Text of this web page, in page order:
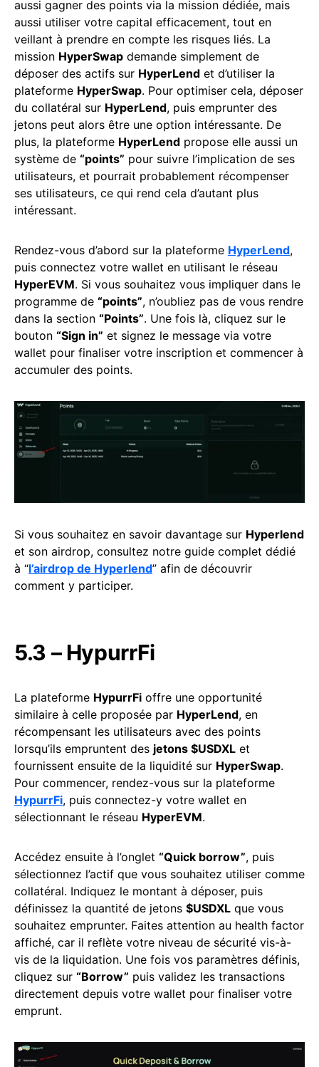
aussi gagner des points via la mission dédiée, mais
aussi utiliser votre capital efficacement, tout en
veillant à prendre en compte les risques liés. La
mission HyperSwap demande simplement de
déposer des actifs sur HyperLend et d’utiliser la
plateforme HyperSwap. Pour optimiser cela, déposer
du collatéral sur HyperLend, puis emprunter des
jetons peut alors être une option intéressante. De
plus, la plateforme HyperLend propose elle aussi un
système de “points” pour suivre l’implication de ses
utilisateurs, et pourrait probablement récompenser
ses utilisateurs, ce qui rend cela d’autant plus
intéressant.
Rendez-vous d’abord sur la plateforme HyperLend,
puis connectez votre wallet en utilisant le réseau
HyperEVM. Si vous souhaitez vous impliquer dans le
programme de “points”, n’oubliez pas de vous rendre
dans la section “Points”. Une fois là, cliquez sur le
bouton “Sign in” et signez le message via votre
wallet pour finaliser votre inscription et commencer à
accumuler des points.
Si vous souhaitez en savoir davantage sur Hyperlend
et son airdrop, consultez notre guide complet dédié
à “l’airdrop de Hyperlend” afin de découvrir
comment y participer.
5.3 – HypurrFi
La plateforme HypurrFi offre une opportunité
similaire à celle proposée par HyperLend, en
récompensant les utilisateurs avec des points
lorsqu’ils empruntent des jetons $USDXL et
fournissent ensuite de la liquidité sur HyperSwap.
Pour commencer, rendez-vous sur la plateforme
HypurrFi, puis connectez-y votre wallet en
sélectionnant le réseau HyperEVM.
Accédez ensuite à l’onglet “Quick borrow”, puis
sélectionnez l’actif que vous souhaitez utiliser comme
collatéral. Indiquez le montant à déposer, puis
définissez la quantité de jetons $USDXL que vous
souhaitez emprunter. Faites attention au health factor
affiché, car il reflète votre niveau de sécurité vis-à-
vis de la liquidation. Une fois vos paramètres définis,
cliquez sur “Borrow” puis validez les transactions
directement depuis votre wallet pour finaliser votre
emprunt.